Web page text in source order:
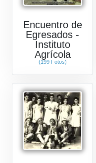
Encuentro de
Egresados -
Instituto
Agrícola
(199 Fotos)